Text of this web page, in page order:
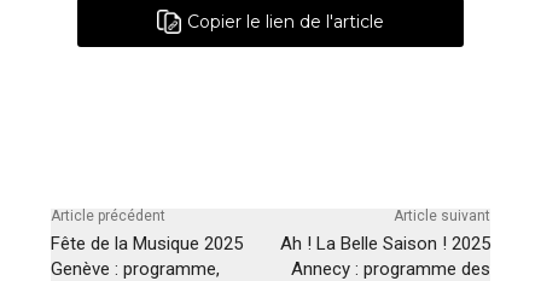
Copier le lien de l'article
Article précédent
Fête de la Musique 2025
Genève : programme,
Article suivant
Ah ! La Belle Saison ! 2025
Annecy : programme des